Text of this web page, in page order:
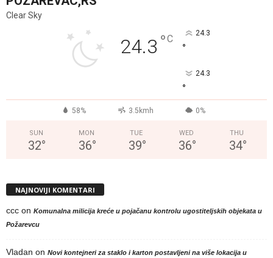
Clear Sky
24.3 °C 24.3
°
24.3
°
58% 3.5kmh 0%
SUN
32°
MON
36°
TUE
39°
WED
36°
THU
34°
NAJNOVIJI KOMENTARI
ccc on Komunalna milicija kreće u pojačanu kontrolu ugostiteljskih objekata u
Požarevcu
Vladan on Novi kontejneri za staklo i karton postavljeni na više lokacija u